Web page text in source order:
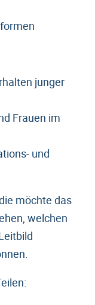
junger
Frauen im
und
möchte das
welchen